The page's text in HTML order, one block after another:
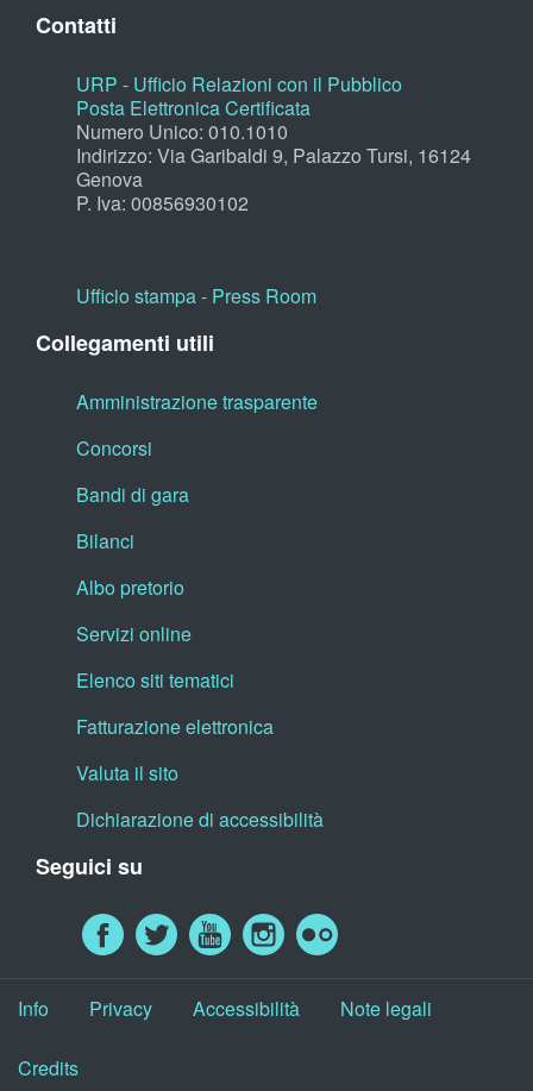
Contatti
URP - Ufficio Relazioni con il Pubblico
Posta Elettronica Certificata
Numero Unico: 010.1010
Indirizzo: Via Garibaldi 9, Palazzo Tursi, 16124
Genova
P. Iva: 00856930102
Ufficio stampa - Press Room
Collegamenti utili
Amministrazione trasparente
Concorsi
Bandi di gara
Bilanci
Albo pretorio
Servizi online
Elenco siti tematici
Fatturazione elettronica
Valuta il sito
Dichiarazione di accessibilità
Seguici su
Info Privacy Accessibilità Note legali
Credits